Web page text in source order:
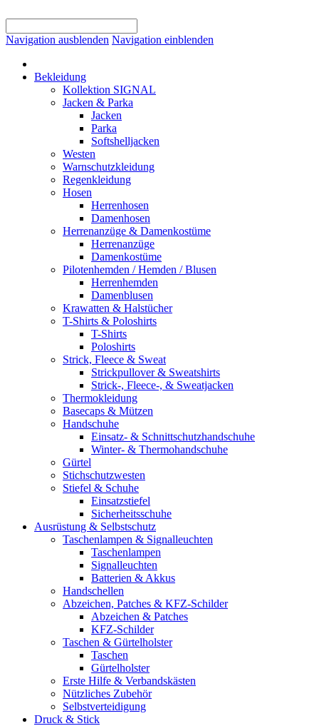
Navigation ausblenden Navigation einblenden
Bekleidung
Kollektion SIGNAL
Jacken & Parka
Jacken
Parka
Softshelljacken
Westen
Warnschutzkleidung
Regenkleidung
Hosen
Herrenhosen
Damenhosen
Herrenanzüge & Damenkostüme
Herrenanzüge
Damenkostüme
Pilotenhemden / Hemden / Blusen
Herrenhemden
Damenblusen
Krawatten & Halstücher
T-Shirts & Poloshirts
T-Shirts
Poloshirts
Strick, Fleece & Sweat
Strickpullover & Sweatshirts
Strick-, Fleece-, & Sweatjacken
Thermokleidung
Basecaps & Mützen
Handschuhe
Einsatz- & Schnittschutzhandschuhe
Winter- & Thermohandschuhe
Gürtel
Stichschutzwesten
Stiefel & Schuhe
Einsatzstiefel
Sicherheitsschuhe
Ausrüstung & Selbstschutz
Taschenlampen & Signalleuchten
Taschenlampen
Signalleuchten
Batterien & Akkus
Handschellen
Abzeichen, Patches & KFZ-Schilder
Abzeichen & Patches
KFZ-Schilder
Taschen & Gürtelholster
Taschen
Gürtelholster
Erste Hilfe & Verbandskästen
Nützliches Zubehör
Selbstverteidigung
Druck & Stick